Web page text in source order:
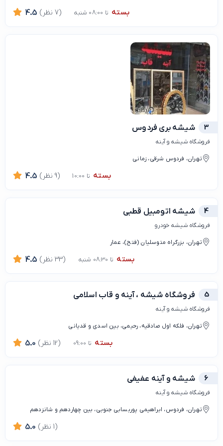
بسته تا 08:00 شنبه 4.5 (7 نظر)
3 شیشه بری فردوس
فروشگاه شیشه و آینه
تهران، فردوس شرقی، زمانی
بسته تا 10:00 4.5 (9 نظر)
4 شیشه اتومبیل قطبی
فروشگاه شیشه خودرو
تهران، بزرگراه متوسلیان (فتح)، عمار
بسته تا 08:30 شنبه 4.5 (33 نظر)
5 فروشگاه شیشه ، آینه و قاب اسلامی
فروشگاه شیشه و آینه
تهران، فلکه اول صادقیه، رحیمی، بین اسدی و قدیانی
بسته تا 09:00 5.0 (12 نظر)
6 شیشه و آینه عفیفی
فروشگاه شیشه و آینه
تهران، فردوس، ابراهیمی پوربسابی جنوبی، بین چهاردهم و شانزدهم
5.0 (1 نظر)